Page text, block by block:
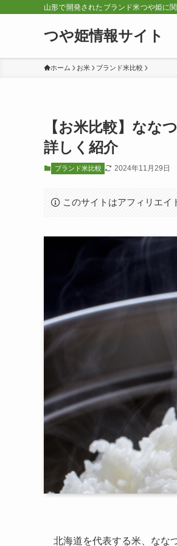
山形で開発されたブランド米つや姫に
つや姫情報サイト
ホーム お米 ブランド米比較
【お米比較】なな
詳しく紹介
ブランド米比較 2024年11月29日
このサイトはアフィリエイ
北海道を代表する米、なな